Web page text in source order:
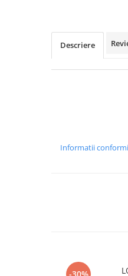
Descriere
Informatii